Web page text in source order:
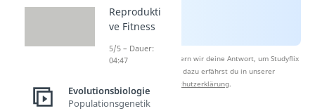
Nach Beantwortung speichern wir deine Antwort, um Studyflix
zu verbessern. Mehr dazu erfährst du in unserer
Datenschutzerklärung.
Reprodukti
ve Fitness
5/5 – Dauer:
04:47
Evolutionsbiologie
Populationsgenetik